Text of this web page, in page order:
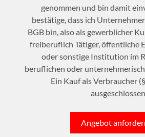
genommen und bin damit
bestätige, dass ich
BGB bin, also als gewerblicher
freiberuflich Tätiger, öffentliche
oder sonstige Institution im
beruflichen oder
Ein Kauf als Verbraucher
Angebot